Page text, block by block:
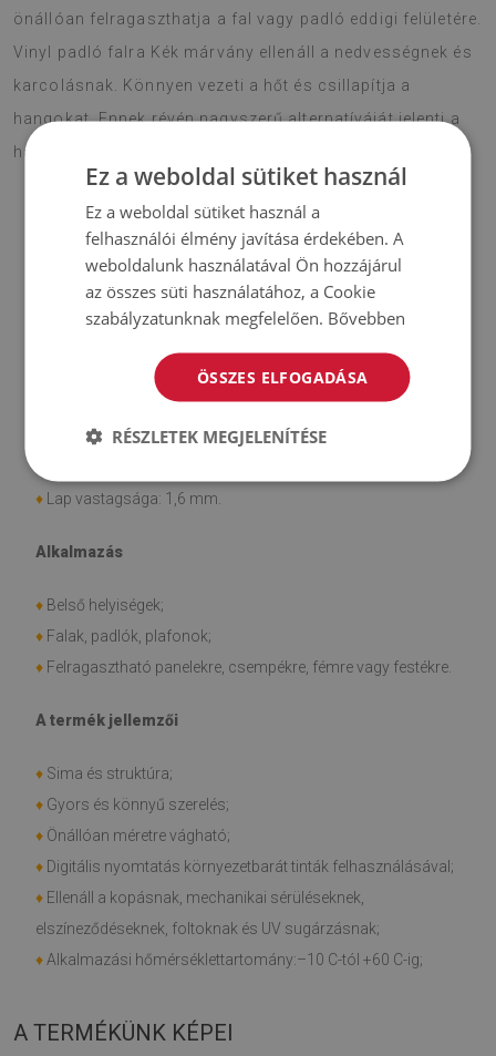
önállóan felragaszthatja a fal vagy padló eddigi felületére.
Vinyl padló falra Kék márvány ellenáll a nedvességnek és
karcolásnak. Könnyen vezeti a hőt és csillapítja a
hangokat. Ennek révén nagyszerű alternatíváját jelenti a
hagyományos dekorációs anyagoknak.
FIGYELEM!
A megadott ár 9 db-os lapkészletre vonatkozik, méretek:
30x30 cm.
Vinil PES hálóval erősítve, ragasztóval;
♦ Lap vastagsága: 1,6 mm.
Alkalmazás
♦ Belső helyiségek;
♦ Falak, padlók, plafonok;
♦ Felragasztható panelekre, csempékre, fémre vagy festékre.
A termék jellemzői
♦ Sima és struktúra;
♦ Gyors és könnyű szerelés;
♦ Önállóan méretre vágható;
♦ Digitális nyomtatás környezetbarát tinták felhasználásával;
♦ Ellenáll a kopásnak, mechanikai sérüléseknek,
elszíneződéseknek, foltoknak és UV sugárzásnak;
♦ Alkalmazási hőmérséklettartomány:–10 C-tól +60 C-ig;
A TERMÉKÜNK KÉPEI
Ez a weboldal sütiket használ
Ez a weboldal sütiket használ a
felhasználói élmény javítása érdekében. A
weboldalunk használatával Ön hozzájárul
az összes süti használatához, a Cookie
szabályzatunknak megfelelően. Bővebben
ÖSSZES ELFOGADÁSA
RÉSZLETEK MEGJELENÍTÉSE